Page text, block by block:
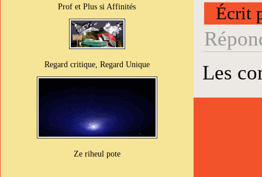
Prof et Plus si Affinités
Regard critique, Regard Unique
Ze riheul pote
Écrit
Les